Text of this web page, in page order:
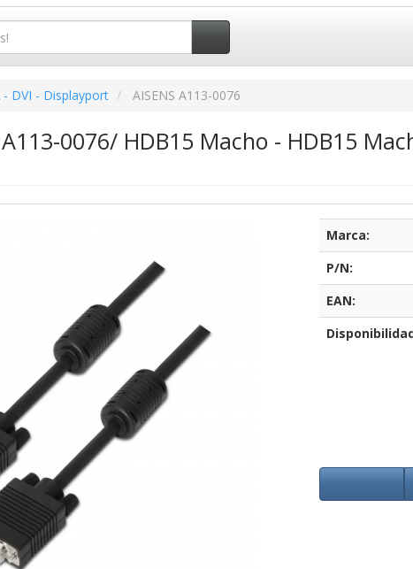
- DVI - Displayport AISENS A113-0076
A113-0076/ HDB15 Macho - HDB15
Marca:
P/N:
EAN: